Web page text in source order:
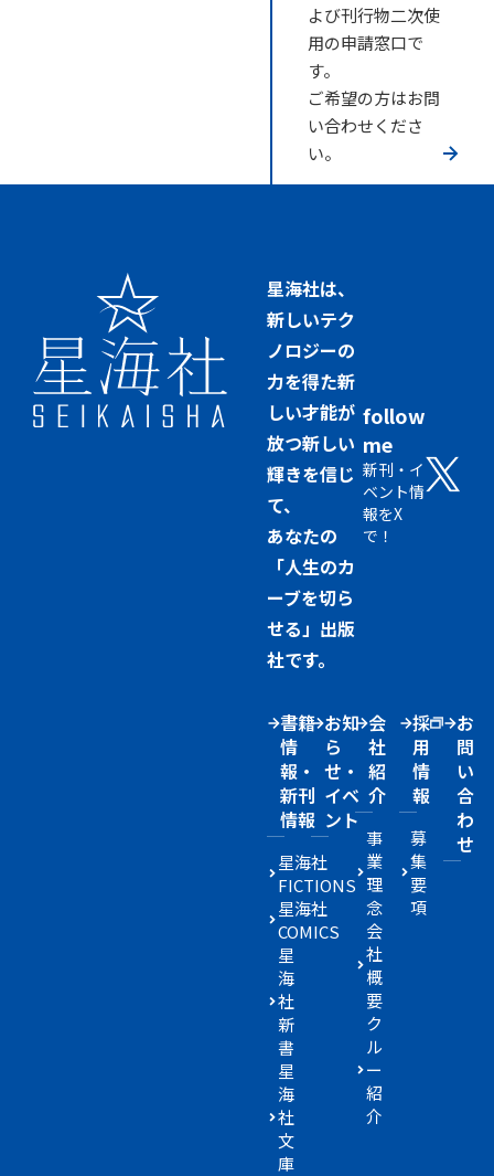
よび刊行物二次使
用の申請窓口で
す。
ご希望の方はお問
い合わせくださ
い。
星海社は、
新しいテク
ノロジーの
力を得た新
しい才能が
放つ新しい
輝きを信じ
て、
あなたの
「人生のカ
ーブを切ら
せる」出版
社です。
follow
me
新刊・イ
ベント情
報をX
で！
書籍
情
報・
新刊
情報
星海社
FICTIONS
星海社
COMICS
星
海
社
新
書
星
海
社
文
庫
お知
ら
せ・
イベ
ント
会
社
紹
介
事
業
理
念
会
社
概
要
ク
ル
ー
紹
介
採
用
情
報
募
集
要
項
お
問
い
合
わ
せ